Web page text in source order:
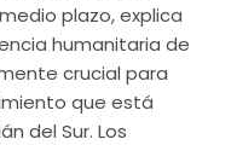
plazo, explica
humanitaria de
crucial para
que está
del Sur. Los